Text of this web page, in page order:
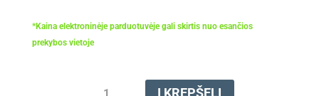
*Kaina elektroninėje parduotuvėje gali skirtis nuo esančios
prekybos vietoje